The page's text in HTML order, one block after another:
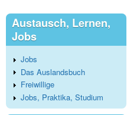
Austausch, Lernen,
Jobs
Jobs
Das Auslandsbuch
Freiwillige
Jobs, Praktika, Studium